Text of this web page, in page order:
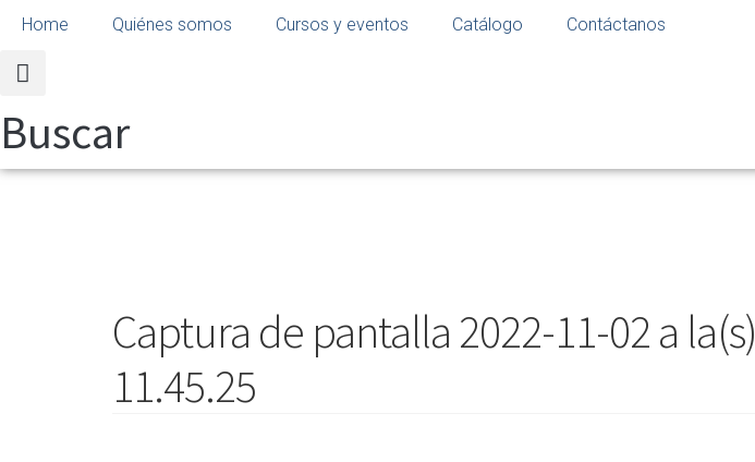
Home Quiénes somos Cursos y eventos Catálogo Contáctanos
Buscar
Captura de pantalla 2022-11-02 a la(s)
11.45.25